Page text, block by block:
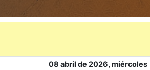
08 abril de 2026, miércoles